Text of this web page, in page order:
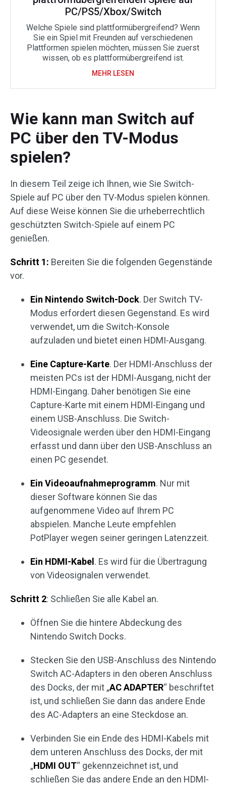
PC/PS5/Xbox/Switch
Welche Spiele sind plattformübergreifend? Wenn
Sie ein Spiel mit Freunden auf verschiedenen
Plattformen spielen möchten, müssen Sie zuerst
wissen, ob es plattformübergreifend ist.
MEHR LESEN
Wie kann man Switch auf
PC über den TV-Modus
spielen?
In diesem Teil zeige ich Ihnen, wie Sie Switch-
Spiele auf PC über den TV-Modus spielen können.
Auf diese Weise können Sie die urheberrechtlich
geschützten Switch-Spiele auf einem PC
genießen.
Schritt 1: Bereiten Sie die folgenden Gegenstände
vor.
Ein Nintendo Switch-Dock. Der Switch TV-
Modus erfordert diesen Gegenstand. Es wird
verwendet, um die Switch-Konsole
aufzuladen und bietet einen HDMI-Ausgang.
Eine Capture-Karte. Der HDMI-Anschluss der
meisten PCs ist der HDMI-Ausgang, nicht der
HDMI-Eingang. Daher benötigen Sie eine
Capture-Karte mit einem HDMI-Eingang und
einem USB-Anschluss. Die Switch-
Videosignale werden über den HDMI-Eingang
erfasst und dann über den USB-Anschluss an
einen PC gesendet.
Ein Videoaufnahmeprogramm. Nur mit
dieser Software können Sie das
aufgenommene Video auf Ihrem PC
abspielen. Manche Leute empfehlen
PotPlayer wegen seiner geringen Latenzzeit.
Ein HDMI-Kabel . Es wird für die Übertragung
von Videosignalen verwendet.
Schritt 2: Schließen Sie alle Kabel an.
Öffnen Sie die hintere Abdeckung des
Nintendo Switch Docks.
Stecken Sie den USB-Anschluss des Nintendo
Switch AC-Adapters in den oberen Anschluss
des Docks, der mit „AC ADAPTER“ beschriftet
ist, und schließen Sie dann das andere Ende
des AC-Adapters an eine Steckdose an.
Verbinden Sie ein Ende des HDMI-Kabels mit
dem unteren Anschluss des Docks, der mit
„HDMI OUT“ gekennzeichnet ist, und
schließen Sie das andere Ende an den HDMI-